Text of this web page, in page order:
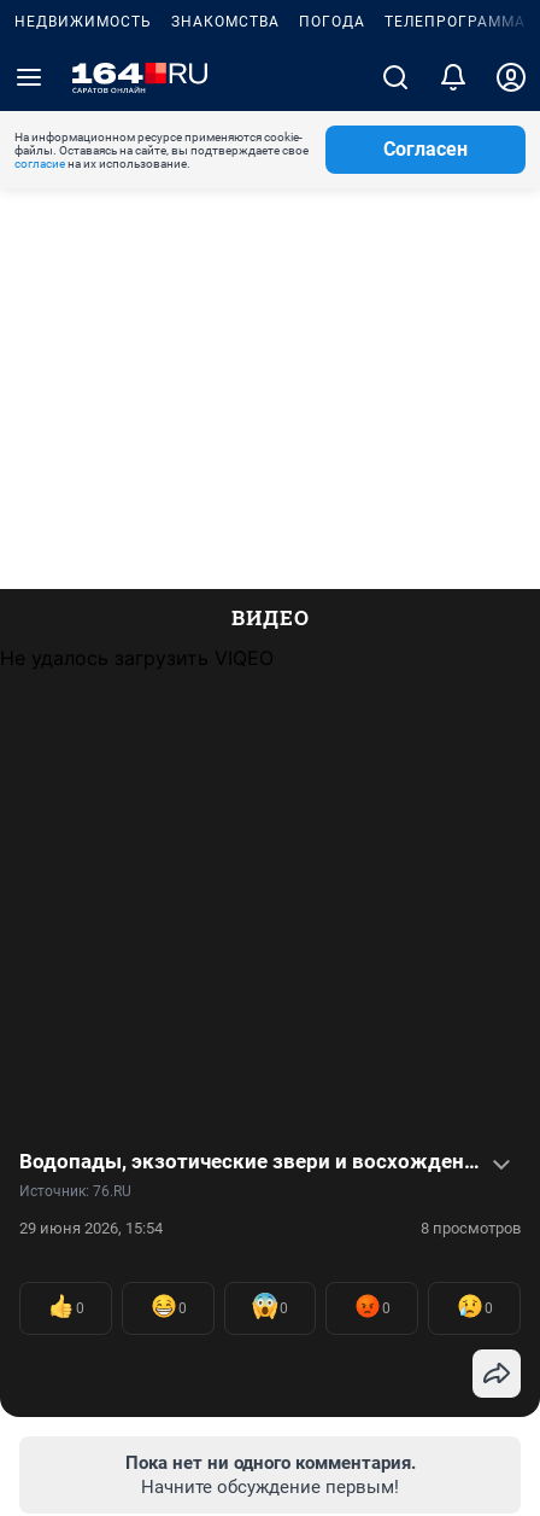
НЕДВИЖИМОСТЬ ЗНАКОМСТВА ПОГОДА ТЕЛЕПРОГРАММА
На информационном ресурсе применяются cookie-
файлы. Оставаясь на сайте, вы подтверждаете свое
согласиена их использование.
Согласен
ВИДЕО
Не удалось загрузить VIQEO
Водопады, экзотические звери и восхождение на вулкан: что посмотреть на Бали — видео
Источник: 76.RU
29 июня 2026, 15:54 8 просмотров
0 0 0 0 0
Пока нет ни одного комментария.
Начните обсуждение первым!